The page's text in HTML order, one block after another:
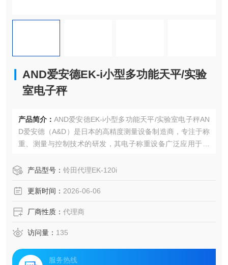
AND爱安德EK-i小型多功能天平/实验
室电子秤
产品简介： AND爱安德EK-i小型多功能天平/实验室电子秤AN
D爱安德‌（A&D）是日本的高精度测量设备制造商，专注于称
重、测量与控制技术的研发，其电子称重设备广泛应用于‌实
高稳定性与智能化设计著称 。
产品型号： 铃田代理EK-120i
更新时间： 2026-06-06
厂商性质： 代理商
访问量： 135
服务热线